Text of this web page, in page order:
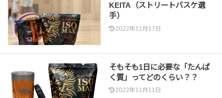
KEITA（ストリートバスケ選
手）
2022年11月17日
そもそも1日に必要な「たんぱ
く質」ってどのくらい？？
2022年11月11日